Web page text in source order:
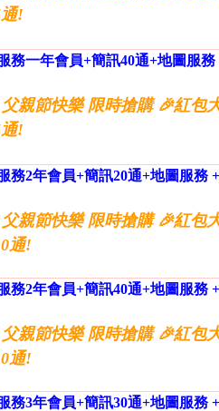
!
務一年會員+簡訊40通+地圖服
親節快樂 限時搶購 🎉紅包
!
務2年會員+簡訊20通+地圖服務
親節快樂 限時搶購 🎉紅包
通!
務2年會員+簡訊40通+地圖服務
親節快樂 限時搶購 🎉紅包
通!
務3年會員+簡訊30通+地圖服務